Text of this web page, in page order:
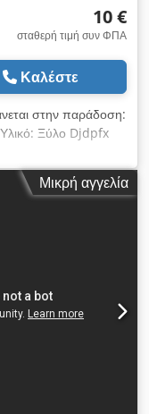
10 €
σταθερή τιμή συν ΦΠΑ
Καλέστε
στην παράδοση:
Ξύλο Djdpfx
x 136 mm
καταστρώματος
20 mm
ή αποστολή του
οποίο μπορεί να
ή τον όγκο
Μικρή αγγελία